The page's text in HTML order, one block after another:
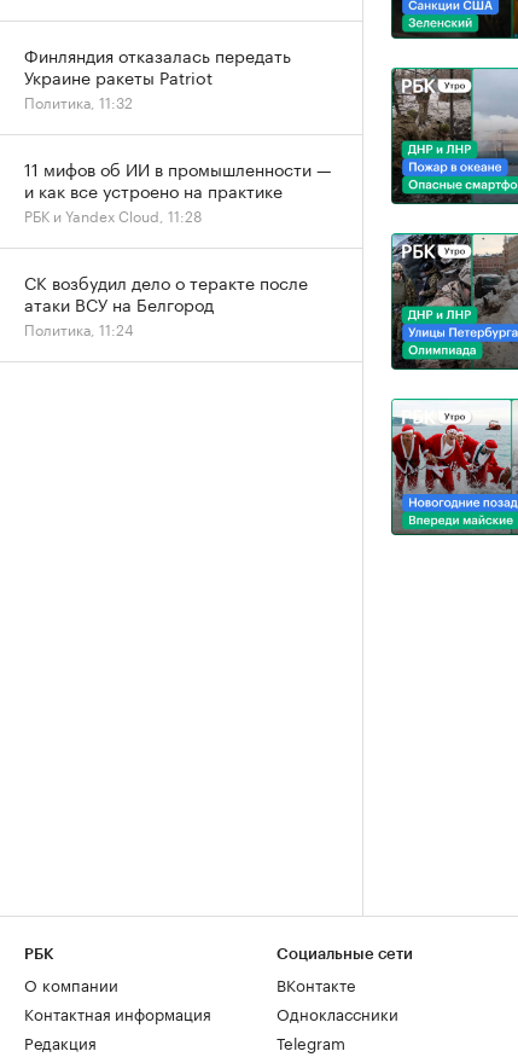
Финляндия отказалась передать
Украине ракеты Patriot
Политика, 11:32
11 мифов об ИИ в промышленности —
и как все устроено на практике
РБК и Yandex Cloud, 11:28
СК возбудил дело о теракте после
атаки ВСУ на Белгород
Политика, 11:24
РБК
О компании
Контактная информация
Редакция
Социальные сети
ВКонтакте
Одноклассники
Telegram